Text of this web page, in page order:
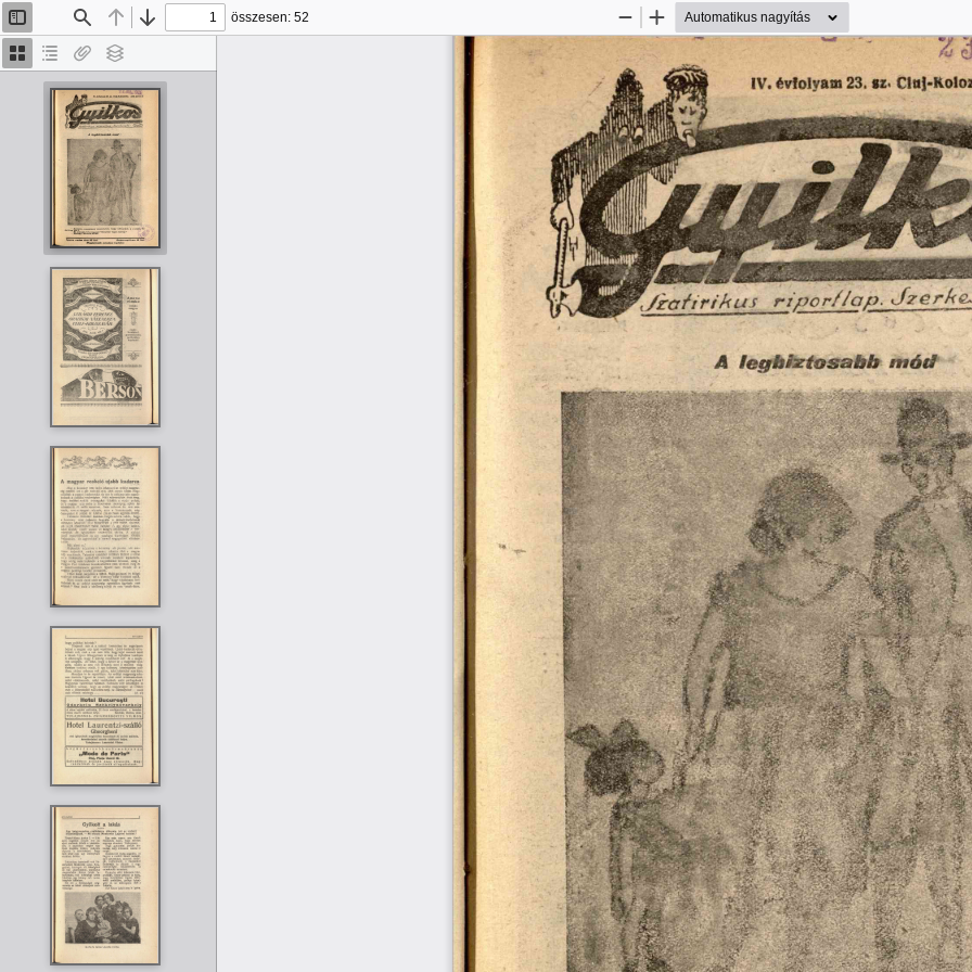
Bélyegképek
Dokumentumvázlat
Van
Rétegek
Oldalsáv
be/ki
KeresésElőzőTovább
összesen: 52
KicsinyítésNagyítás
4 legbiztosabb mód